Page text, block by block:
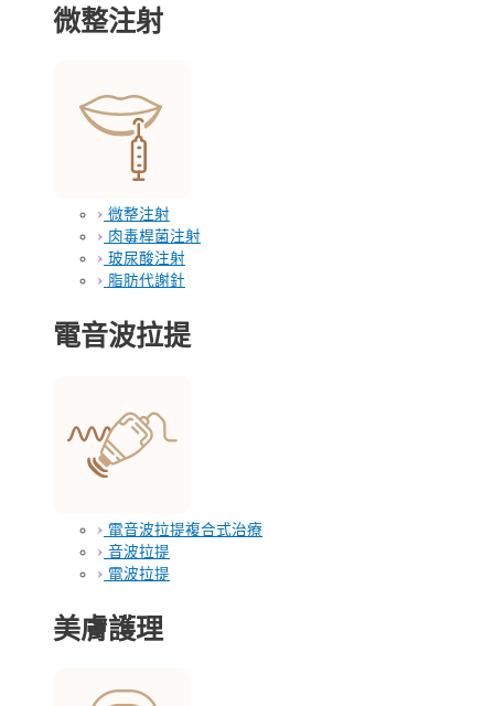
微整注射
微整注射
肉毒桿菌注射
玻尿酸注射
脂肪代謝針
電音波拉提
電音波拉提複合式治療
音波拉提
電波拉提
美膚護理